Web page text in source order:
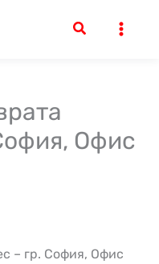
Офис
– гр. София, Офис